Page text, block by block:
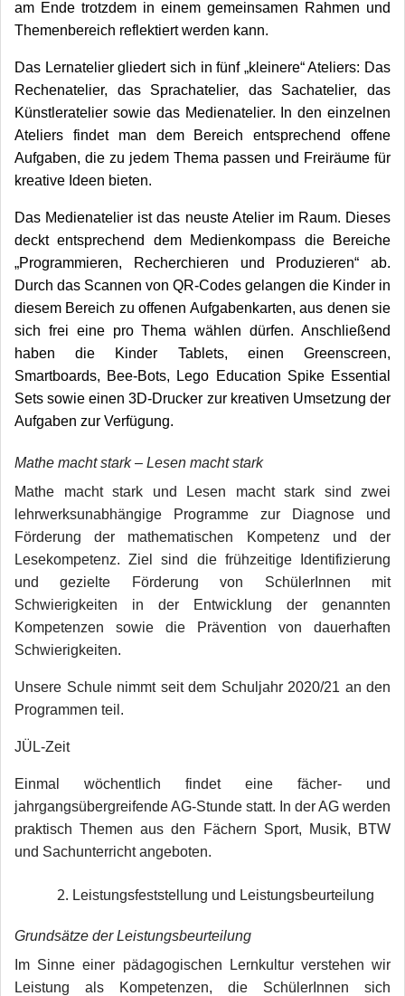
am Ende trotzdem in einem gemeinsamen Rahmen und
Themenbereich reflektiert werden kann.
Das Lernatelier gliedert sich in fünf „kleinere“ Ateliers: Das
Rechenatelier, das Sprachatelier, das Sachatelier, das
Künstleratelier sowie das Medienatelier. In den einzelnen
Ateliers findet man dem Bereich entsprechend offene
Aufgaben, die zu jedem Thema passen und Freiräume für
kreative Ideen bieten.
Das Medienatelier ist das neuste Atelier im Raum. Dieses
deckt entsprechend dem Medienkompass die Bereiche
„Programmieren, Recherchieren und Produzieren“ ab.
Durch das Scannen von QR-Codes gelangen die Kinder in
diesem Bereich zu offenen Aufgabenkarten, aus denen sie
sich frei eine pro Thema wählen dürfen. Anschließend
haben die Kinder Tablets, einen Greenscreen,
Smartboards, Bee-Bots, Lego Education Spike Essential
Sets sowie einen 3D-Drucker zur kreativen Umsetzung der
Aufgaben zur Verfügung.
Mathe macht stark – Lesen macht stark
Mathe macht stark und Lesen macht stark sind zwei
lehrwerksunabhängige Programme zur Diagnose und
Förderung der mathematischen Kompetenz und der
Lesekompetenz. Ziel sind die frühzeitige Identifizierung
und gezielte Förderung von SchülerInnen mit
Schwierigkeiten in der Entwicklung der genannten
Kompetenzen sowie die Prävention von dauerhaften
Schwierigkeiten.
Unsere Schule nimmt seit dem Schuljahr 2020/21 an den
Programmen teil .
JÜL-Zeit
Einmal wöchentlich findet eine fächer- und
jahrgangsübergreifende AG-Stunde statt. In der AG werden
praktisch Themen aus den Fächern Sport, Musik, BTW
und Sachunterricht angeboten.
Leistungsfeststellung und Leistungsbeurteilung
Grundsätze der Leistungsbeurteilung
Im Sinne einer pädagogischen Lernkultur verstehen wir
Leistung als Kompetenzen, die SchülerInnen sich